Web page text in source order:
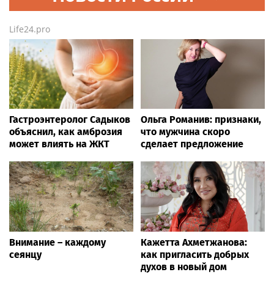
Life24.pro
Гастроэнтеролог Садыков
объяснил, как амброзия
может влиять на ЖКТ
Ольга Романив: признаки,
что мужчина скоро
сделает предложение
Внимание – каждому
сеянцу
Кажетта Ахметжанова:
как пригласить добрых
духов в новый дом